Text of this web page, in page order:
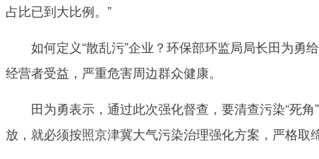
占比已到大比例。”
如何定义“散乱污”企业？环保部环监局局长田为勇
经营者受益，严重危害周边群众健康。
田为勇表示，通过此次强化督查，要清查污染“死角
放，就必须按照京津冀大气污染治理强化方案，严格取